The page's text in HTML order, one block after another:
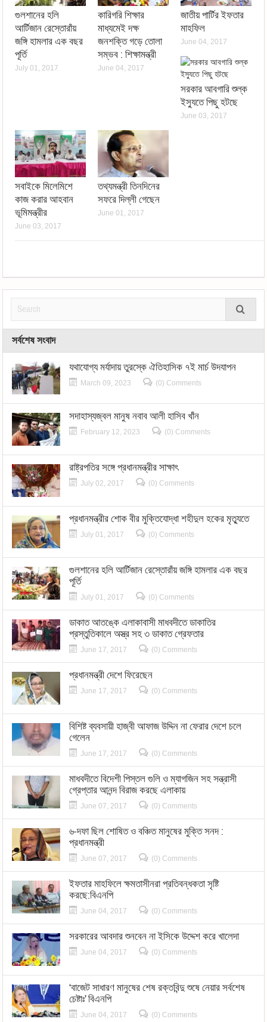
গুলশানের হলি
আর্টিজান রেস্তোরাঁয়
জঙ্গি হামলার এক বছর
পূর্তি
July 01, 2017
কারিগরি শিক্ষার
মাধ্যমেই দক্ষ
জনশক্তি গড়ে তোলা
সম্ভব : শিক্ষামন্ত্রী
June 04, 2017
জাতীয় পার্টির ইফতার
মাহফিল
June 04, 2017
সরকার আবগারি শুল্ক
ইস্যুতে পিছু হটছে
June 03, 2017
সবাইকে মিলেমিশে
কাজ করার আহবান
ভূমিমন্ত্রীর
June 03, 2017
তথ্যমন্ত্রী তিনদিনের
সফরে দিল্লী গেছেন
June 01, 2017
সর্বশেষ সংবাদ
যথাযোগ্য মর্যাদায় তুরস্কে ঐতিহাসিক ৭ই মার্চ উদযাপন
March 09, 2023 (0) Comments
সদাহাস্যজ্বল মানুষ নবাব আলী হাসিব খাঁন
February 12, 2023 (0) Comments
রাষ্ট্রপতির সঙ্গে প্রধানমন্ত্রীর সাক্ষাৎ
July 02, 2017 (0) Comments
প্রধানমন্ত্রীর শোক বীর মুক্তিযোদ্ধা শহীদুল হকের মৃত্যুতে
July 01, 2017 (0) Comments
গুলশানের হলি আর্টিজান রেস্তোরাঁয় জঙ্গি হামলার এক বছর
পূর্তি
July 01, 2017 (0) Comments
ডাকাত আতঙ্কে এলাকাবাসী মাধবদীতে ডাকাতির
প্রস্তুতিকালে অস্ত্র সহ ৩ ডাকাত গ্রেফতার
June 17, 2017 (0) Comments
প্রধানমন্ত্রী দেশে ফিরেছেন
June 17, 2017 (0) Comments
বিশিষ্ট ব্যবসায়ী হাজ্বী আফাজ উদ্দিন না ফেরার দেশে চলে
গেলেন
June 17, 2017 (0) Comments
মাধবদীতে বিদেশী পিস্তল গুলি ও ম্যাগজিন সহ সন্ত্রাসী
গ্রেপ্তার আনন্দ বিরাজ করছে এলাকায়
June 07, 2017 (0) Comments
৬-দফা ছিল শোষিত ও বঞ্চিত মানুষের মুক্তি সনদ :
প্রধানমন্ত্রী
June 07, 2017 (0) Comments
ইফতার মাহফিলে ক্ষমতাসীনরা প্রতিবন্ধকতা সৃষ্টি
করছে:বিএনপি
June 04, 2017 (0) Comments
সরকারের আবদার শুনবেন না ইসিকে উদ্দেশ করে খালেদা
June 04, 2017 (0) Comments
‘বাজেট সাধারণ মানুষের শেষ রক্তবিন্দু শুষে নেয়ার সর্বশেষ
চেষ্টাঃ’ বিএনপি
June 04, 2017 (0) Comments